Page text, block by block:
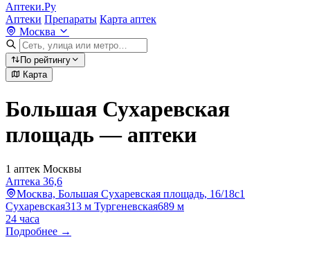
Аптеки.Ру
Аптеки Препараты Карта аптек
Москва
По рейтингу
Карта
Большая Сухаревская
площадь — аптеки
1 аптек Москвы
Аптека 36,6
Москва, Большая Сухаревская площадь, 16/18с1
Сухаревская313 м Тургеневская689 м
24 часа
Подробнее →